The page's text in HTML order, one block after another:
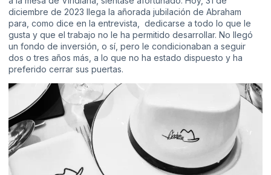
diciembre de 2023 llega la añorada jubilación de Abraham
para, como dice en la entrevista, dedicarse a todo lo que le
gusta y que el trabajo no le ha permitido desarrollar. No llegó
un fondo de inversión, o sí, pero le condicionaban a seguir
dos o tres años más, a lo que no ha estado dispuesto y ha
preferido cerrar sus puertas.